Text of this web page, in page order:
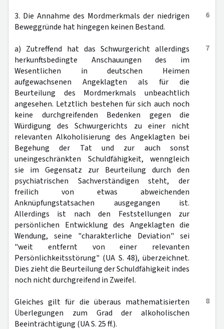
6
3. Die Annahme des Mordmerkmals der niedrigen
Beweggründe hat hingegen keinen Bestand.
7
a) Zutreffend hat das Schwurgericht allerdings
herkunftsbedingte Anschauungen des im
Wesentlichen in deutschen Heimen
aufgewachsenen Angeklagten als für die
Beurteilung des Mordmerkmals unbeachtlich
angesehen. Letztlich bestehen für sich auch noch
keine durchgreifenden Bedenken gegen die
Würdigung des Schwurgerichts zu einer nicht
relevanten Alkoholisierung des Angeklagten bei
Begehung der Tat und zur auch sonst
uneingeschränkten Schuldfähigkeit, wenngleich
sie im Gegensatz zur Beurteilung durch den
psychiatrischen Sachverständigen steht, der
freilich von etwas abweichenden
Anknüpfungstatsachen ausgegangen ist.
Allerdings ist nach den Feststellungen zur
persönlichen Entwicklung des Angeklagten die
Wendung, seine "charakterliche Deviation" sei
"weit entfernt von einer relevanten
Persönlichkeitsstörung" (UA S. 48), überzeichnet.
Dies zieht die Beurteilung der Schuldfähigkeit indes
noch nicht durchgreifend in Zweifel.
8
Gleiches gilt für die überaus mathematisierten
Überlegungen zum Grad der alkoholischen
Beeinträchtigung (UA S. 25 ff.).